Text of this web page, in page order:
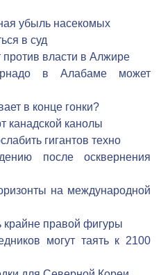
убыль насекомых
в суд
власти в Алжире
в Алабаме может
в конце гонки?
канадской канолы
гигантов техно
после осквернения
на международной
крайне правой фигуры
могут таять к 2100